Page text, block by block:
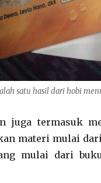
satu hasil dari hobi
juga termasuk
materi mulai
mulai dari